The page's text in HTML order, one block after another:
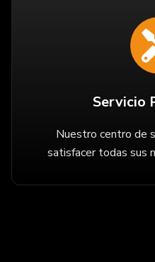
Servicio
Nuestro centro de
satisfacer todas sus